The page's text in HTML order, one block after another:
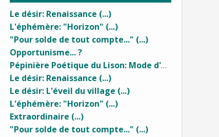
Le désir: Renaissance (...)
L'éphémère: "Horizon" (...)
"Pour solde de tout compte..." (...)
Opportunisme... ?
Pépinière Poétique du Lison: Mode d'emploi (...)
Le désir: Renaissance (...)
Le désir: L'éveil du village (...)
L'éphémère: "Horizon" (...)
Extraordinaire (...)
"Pour solde de tout compte..." (...)